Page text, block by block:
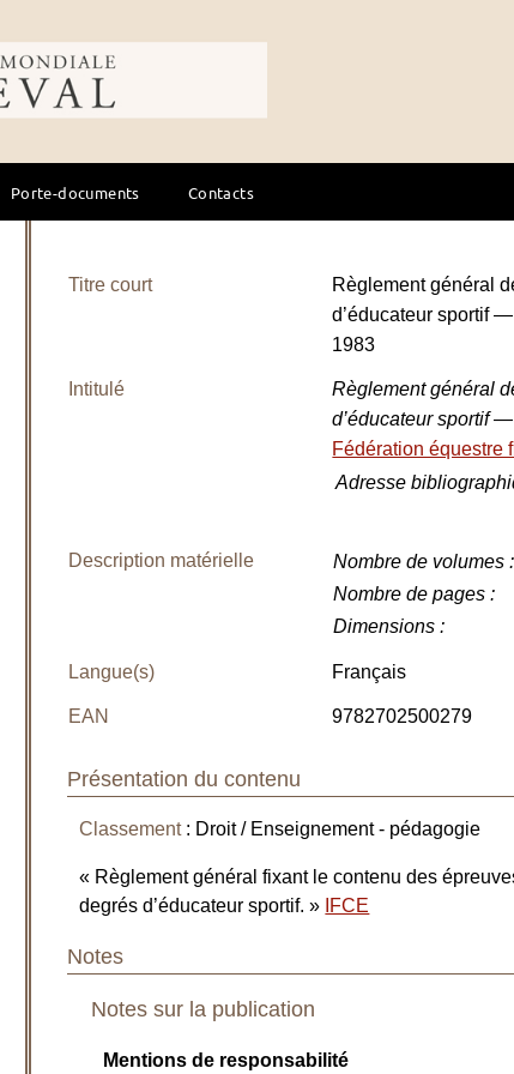
du cheval
Porte-documents Contacts
Titre court
Règlement général
d’éducateur sportif
1983
Intitulé
Règlement général
d’éducateur sportif
Fédération équestre
Adresse
Description matérielle Nombre de volumes :
Nombre de pages :
Dimensions :
Langue(s) Français
EAN 9782702500279
Présentation du contenu
Classement: Droit / Enseignement - pédagogie
« Règlement général fixant le contenu des
degrés d’éducateur sportif. » IFCE
Notes
Notes sur la publication
Mentions de responsabilité